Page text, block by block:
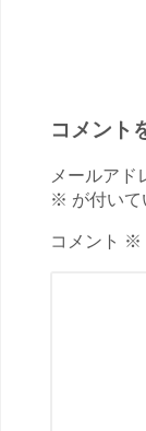
コメント
メールアド
※ が付いて
コメント ※